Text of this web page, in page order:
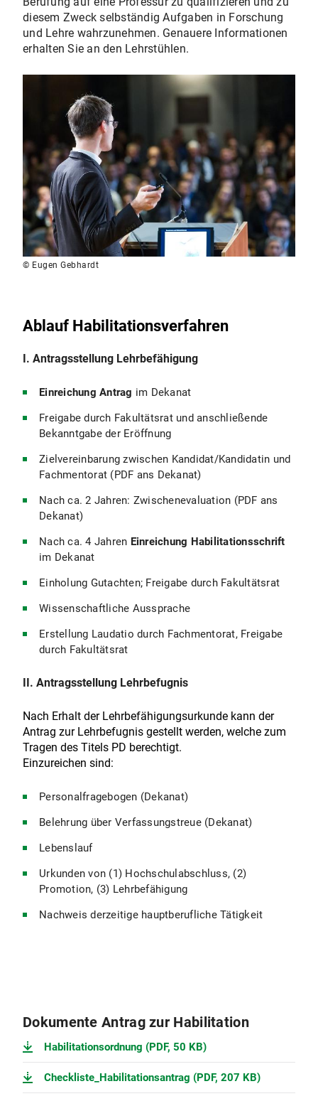
diesem Zweck selbständig Aufgaben in Forschung
und Lehre wahrzunehmen. Genauere Informationen
erhalten Sie an den Lehrstühlen.
© Eugen Gebhardt
Ablauf Habilitationsverfahren
I. Antragsstellung Lehrbefähigung
Einreichung Antrag im Dekanat
Freigabe durch Fakultätsrat und anschließende
Bekanntgabe der Eröffnung
Zielvereinbarung zwischen Kandidat/Kandidatin und
Fachmentorat (PDF ans Dekanat)
Nach ca. 2 Jahren: Zwischenevaluation (PDF ans
Dekanat)
Nach ca. 4 Jahren Einreichung Habilitationsschrift
im Dekanat
Einholung Gutachten; Freigabe durch Fakultätsrat
Wissenschaftliche Aussprache
Erstellung Laudatio durch Fachmentorat, Freigabe
durch Fakultätsrat
II. Antragsstellung Lehrbefugnis
Nach Erhalt der Lehrbefähigungsurkunde kann der
Antrag zur Lehrbefugnis gestellt werden, welche zum
Tragen des Titels PD berechtigt.
Einzureichen sind:
Personalfragebogen (Dekanat)
Belehrung über Verfassungstreue (Dekanat)
Lebenslauf
Urkunden von (1) Hochschulabschluss, (2)
Promotion, (3) Lehrbefähigung
Nachweis derzeitige hauptberufliche Tätigkeit
Dokumente Antrag zur Habilitation
Habilitationsordnung (PDF, 50 KB)
Checkliste_Habilitationsantrag (PDF, 207 KB)